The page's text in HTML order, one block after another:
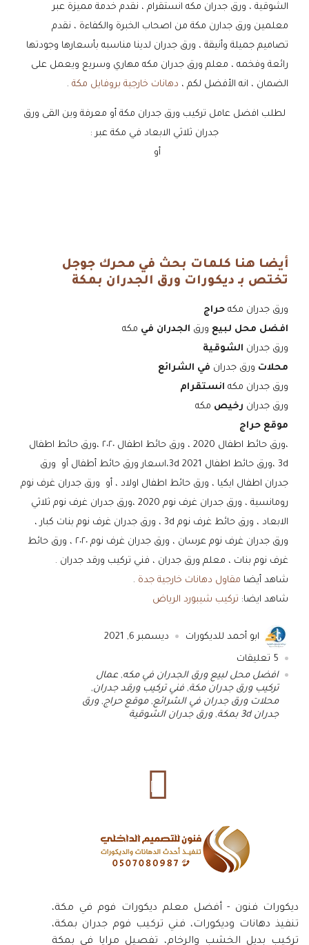
الشوقية ، ورق جدران مكه انستقرام ، نقدم خدمة مميزة عبر
معلمين ورق جدارن مكة من اصحاب الخبرة والكفاءة ، نقدم
تصاميم جميلة وأنيقة ، ورق جدران لدينا مناسبه بأسعارها وجودتها
رائعة وفخمه ، معلم ورق جدران مكه مهاري وسريع ويعمل على
الضمان ، انه الأفضل لكم ، دهانات خارجية بروفايل مكة .
لطلب افضل عامل تركيب ورق جدران مكة أو معرفة وين القى ورق
جدران ثلاثي الابعاد في مكة عبر :
أو
أيضا هنا كلمات بحث في محرك جوجل
تختص بـ ديكورات ورق الجدران بمكة
ورق جدران مكه حراج
افضل محل لبيع ورق الجدران في مكه
ورق جدران الشوقية
محلات ورق جدران في الشرائع
ورق جدران مكه انستقرام
ورق جدران رخيص مكه
موقع حراج
،ورق حائط اطفال 2020 ، ورق حائط اطفال ٢٠٢٠ ،ورق حائط اطفال
3d ،ورق حائط اطفال 3d 2021،اسعار ورق حائط أطفال أو ورق
جدران اطفال ايكيا ، ورق حائط اطفال اولاد ، أو ورق جدران غرف نوم
رومانسية ، ورق جدران غرف نوم 2020 ،ورق جدران غرف نوم ثلاثي
الابعاد ، ورق حائط غرف نوم 3d ، ورق جدران غرف نوم بنات كبار ،
ورق جدران غرف نوم عرسان ، ورق جدران غرف نوم ٢٠٢٠ ، ورق حائط
غرف نوم بنات ، معلم ورق جدران ، فني تركيب ورقد جدران .
شاهد أيضا مقاول دهانات خارجية جدة .
شاهد ايضا: تركيب شيبورد الرياض
ابو أحمد للديكورات ديسمبر 6, 2021
5 تعليقات
افضل محل لبيع ورق الجدران في مكه, عمال
تركيب ورق جدران مكة, فني تركيب ورقد جدران,
محلات ورق جدران في الشرائع,موقع حراج,ورق
جدران 3d بمكة
,ورق جدران الشوقية
ديكورات فنون - أفضل معلم ديكورات فوم في مكة،
تنفيذ دهانات وديكورات، فني تركيب فوم جدران بمكة،
تركيب بديل الخشب والرخام، تفصيل مرايا في بمكة